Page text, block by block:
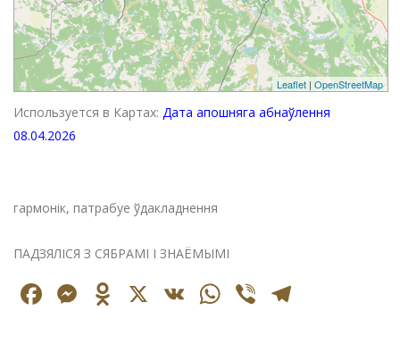
Leaflet | OpenStreetMap
Используется в Картах: Дата апошняга абнаўлення
08.04.2026
гармонік, патрабуе ўдакладнення
ПАДЗЯЛІСЯ З СЯБРАМІ І ЗНАЁМЫМІ
Facebook
Messenger
Odnoklassniki
X VK WhatsApp
Viber